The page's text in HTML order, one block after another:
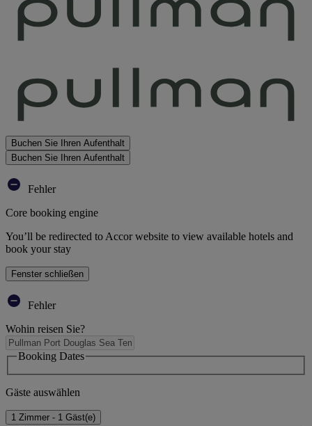
Buchen Sie Ihren Aufenthalt
Buchen Sie Ihren Aufenthalt
Fehler
Core booking engine
You’ll be redirected to Accor website to view available hotels and
book your stay
Fenster schließen
Fehler
Wohin reisen Sie?
Booking Dates
Gäste auswählen
1 Zimmer - 1 Gäst(e)